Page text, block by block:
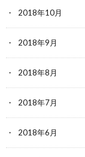
2018年10月
2018年9月
2018年8月
2018年7月
2018年6月